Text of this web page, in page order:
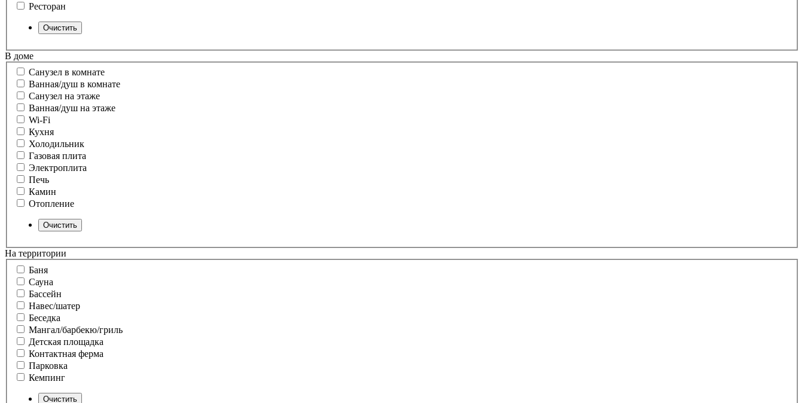
Ресторан
В доме
Санузел в комнате
Ванная/душ в комнате
Санузел на этаже
Ванная/душ на этаже
Wi-Fi
Кухня
Холодильник
Газовая плита
Электроплита
Печь
Камин
Отопление
На территории
Баня
Сауна
Бассейн
Навес/шатер
Беседка
Мангал/барбекю/гриль
Детская площадка
Контактная ферма
Парковка
Кемпинг